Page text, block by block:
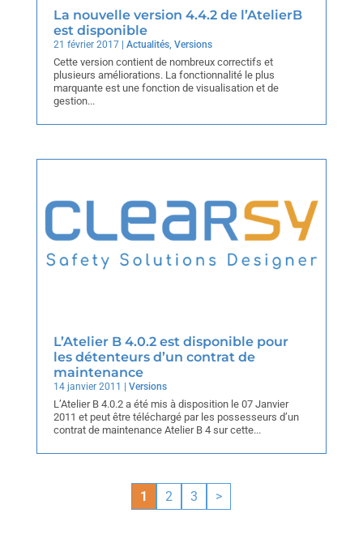
La nouvelle version 4.4.2 de l’AtelierB
est disponible
21 février 2017| Actualités, Versions
Cette version contient de nombreux correctifs et
plusieurs améliorations. La fonctionnalité le plus
marquante est une fonction de visualisation et de
gestion...
L’Atelier B 4.0.2 est disponible pour
les détenteurs d’un contrat de
maintenance
14 janvier 2011 | Versions
L’Atelier B 4.0.2 a été mis à disposition le 07 Janvier
2011 et peut être téléchargé par les possesseurs d’un
contrat de maintenance Atelier B 4 sur cette...
1 2 3 >